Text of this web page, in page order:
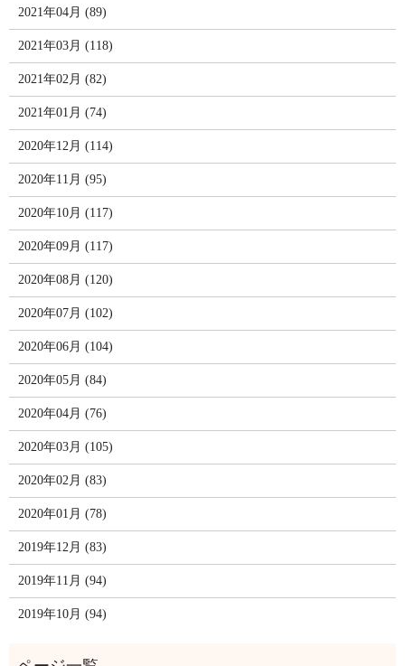
2021年04月 (89)
2021年03月 (118)
2021年02月 (82)
2021年01月 (74)
2020年12月 (114)
2020年11月 (95)
2020年10月 (117)
2020年09月 (117)
2020年08月 (120)
2020年07月 (102)
2020年06月 (104)
2020年05月 (84)
2020年04月 (76)
2020年03月 (105)
2020年02月 (83)
2020年01月 (78)
2019年12月 (83)
2019年11月 (94)
2019年10月 (94)